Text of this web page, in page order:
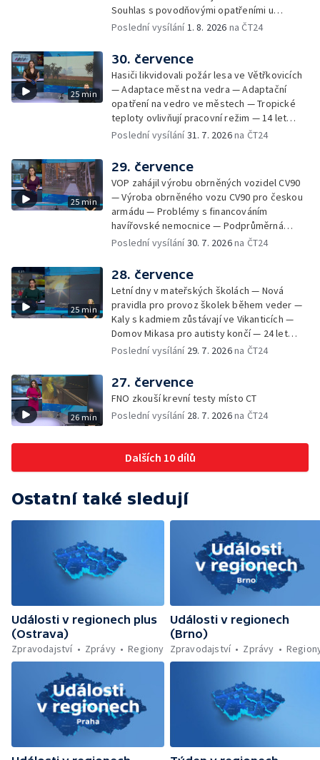
Souhlas s povodňovými opatřeními u
Troubek — Opravy Rudné omezí dopravu —
počasí na následující dny — Vedra táhnou na
chladnější místa — Hasiči lokalizovali požár
lesa na Opavsku — Požáry zemědělské
techniky na Olomoucku — Dva roky od
požáru škol v Českém Těšíně — Výstava
Sladké vzpomínky Opavska
Poslední vysílání1. 8. 2026 na ČT24
25 min
30. července
Hasiči likvidovali požár lesa ve Větřkovicích
— Adaptace měst na vedra — Adaptační
opatření na vedro ve městech — Tropické
teploty ovlivňují pracovní režim — 14 let
vězení za vraždu ženy ve Staříči/ —
— Podvodník připravil 17 lidí o 4 miliony —
DPO pořídí 70 nových elektrobusů — V
Olomouci přibude 20 elektrobusů —
Mistryně světa Kneblová zpět v Olomouci —
Mobilní kurníky pomáhají s kvalitou půdy —
Výběr ze sociálních sítí ČT — Nové varhany v
Rudě u Rýmařova
Poslední vysílání31. 7. 2026na ČT24
25 min
29. července
VOP zahájil výrobu obrněných vozidel CV90
— Výroba obrněného vozu CV90 pro českou
armádu — Problémy s financováním
havířovské nemocnice — Podprůměrná
návštěvnost koupališť v červenci — Do
Nedostatek krve v transfuzních stanicích —
Spor kvůli novému chodníku na Keprník —
Olomoucké shakespearovské léto
Poslední vysílání30. 7. 2026na ČT24
25 min
28. července
Letní dny v mateřských školách — Nová
pravidla pro provoz školek během veder —
Kaly s kadmiem zůstávají ve Vikanticích —
Domov Mikasa pro autisty končí — 24 let
vězení za zapálení ženy — Kybernetický
Gorol se chystá na festival — Nová
cyklostezka až na Slovensko — AI pomáhá
při endoskopii — Výběr ze sociálních sítí ČT
— Zemřela baletka Vlasta Pavelcová —
Jičíně
Poslední vysílání 29. 7. 2026na ČT24
26 min
27. července
FNO zkouší krevní testy místo CT
Poslední vysílání 28. 7. 2026na ČT24
Dalších 10 dílů
Ostatní také sledují
Události v regionech plus
(Ostrava)
Zpravodajství
Zprávy Regiony
Události v regionech
(Brno)
Zpravodajství
Zprávy